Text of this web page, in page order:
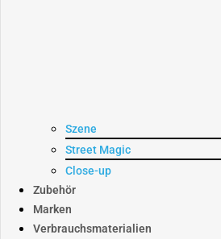
Szene
Street Magic
Close-up
Zubehör
Marken
Verbrauchsmaterialien